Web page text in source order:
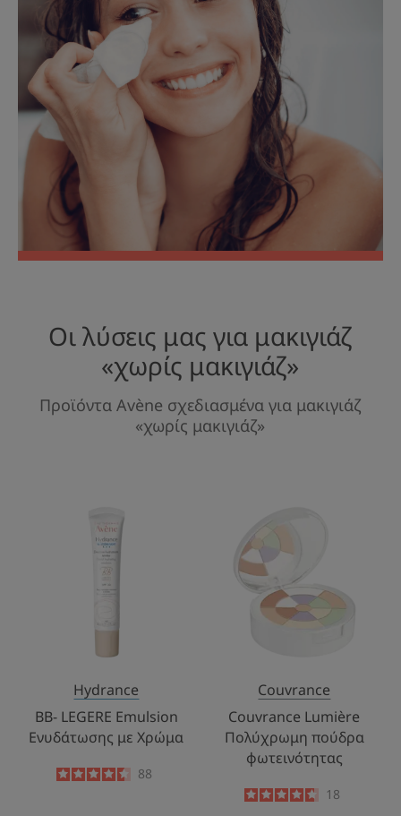
Οι λύσεις μας για μακιγιάζ
«χωρίς μακιγιάζ»
Προϊόντα Avène σχεδιασμένα για μακιγιάζ
«χωρίς μακιγιάζ»
LEGERE
Εmulsion
με
Hydrance
BB- LEGERE Εmulsion
Ενυδάτωσης με Χρώμα
4.5
/
5
88
φωτεινότητας
Couvrance
Couvrance Lumière
Πολύχρωμη πούδρα
φωτεινότητας
4.7
/518